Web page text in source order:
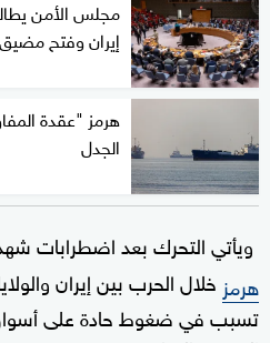
مجلس الأمن
إيران وفتح
هرمز "عقدة
الجدل
ويأتي التحرك بعد اضطرابات
هرمز خلال الحرب بين إيران
تسبب في ضغوط حادة على أسواق